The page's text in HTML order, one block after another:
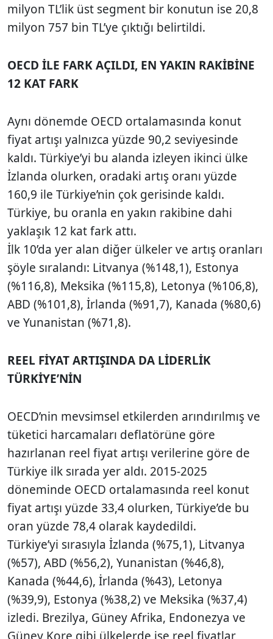
milyon TL’lik üst segment bir konutun ise 20,8
milyon 757 bin TL’ye çıktığı belirtildi.
OECD İLE FARK AÇILDI, EN YAKIN RAKİBİNE
12 KAT FARK
Aynı dönemde OECD ortalamasında konut
fiyat artışı yalnızca yüzde 90,2 seviyesinde
kaldı. Türkiye’yi bu alanda izleyen ikinci ülke
İzlanda olurken, oradaki artış oranı yüzde
160,9 ile Türkiye’nin çok gerisinde kaldı.
Türkiye, bu oranla en yakın rakibine dahi
yaklaşık 12 kat fark attı.
İlk 10’da yer alan diğer ülkeler ve artış oranları
şöyle sıralandı: Litvanya (%148,1), Estonya
(%116,8), Meksika (%115,8), Letonya (%106,8),
ABD (%101,8), İrlanda (%91,7), Kanada (%80,6)
ve Yunanistan (%71,8).
REEL FİYAT ARTIŞINDA DA LİDERLİK
TÜRKİYE’NİN
OECD’nin mevsimsel etkilerden arındırılmış ve
tüketici harcamaları deflatörüne göre
hazırlanan reel fiyat artışı verilerine göre de
Türkiye ilk sırada yer aldı. 2015-2025
döneminde OECD ortalamasında reel konut
fiyat artışı yüzde 33,4 olurken, Türkiye’de bu
oran yüzde 78,4 olarak kaydedildi.
Türkiye’yi sırasıyla İzlanda (%75,1), Litvanya
(%57), ABD (%56,2), Yunanistan (%46,8),
Kanada (%44,6), İrlanda (%43), Letonya
(%39,9), Estonya (%38,2) ve Meksika (%37,4)
izledi. Brezilya, Güney Afrika, Endonezya ve
Güney Kore gibi ülkelerde ise reel fiyatlar